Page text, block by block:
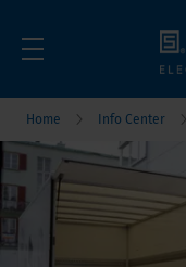
Home Info Center